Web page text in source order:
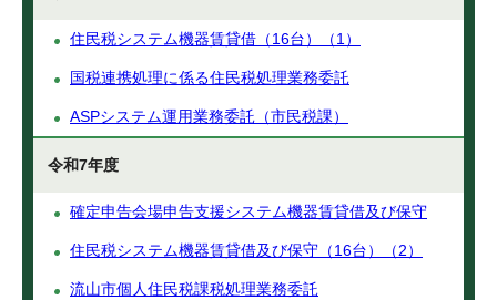
住民税システム機器賃貸借（16台）（1）
国税連携処理に係る住民税処理業務委託
ASPシステム運用業務委託（市民税課）
令和7年度
確定申告会場申告支援システム機器賃貸借及び保守
住民税システム機器賃貸借及び保守（16台）（2）
流山市個人住民税課税処理業務委託